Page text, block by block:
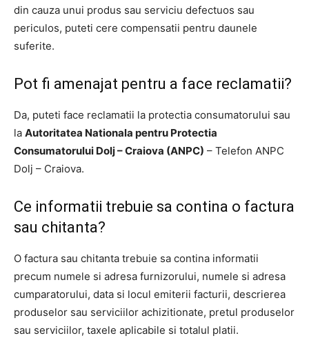
din cauza unui produs sau serviciu defectuos sau
periculos, puteti cere compensatii pentru daunele
suferite.
Pot fi amenajat pentru a face reclamatii?
Da, puteti face reclamatii la protectia consumatorului sau
la Autoritatea Nationala pentru Protectia
Consumatorului Dolj – Craiova (ANPC) – Telefon ANPC
Dolj – Craiova.
Ce informatii trebuie sa contina o factura
sau chitanta?
O factura sau chitanta trebuie sa contina informatii
precum numele si adresa furnizorului, numele si adresa
cumparatorului, data si locul emiterii facturii, descrierea
produselor sau serviciilor achizitionate, pretul produselor
sau serviciilor, taxele aplicabile si totalul platii.